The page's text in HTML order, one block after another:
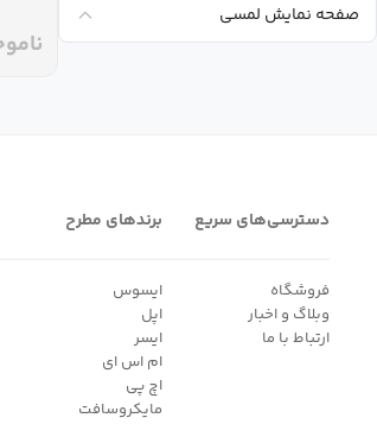
صفحه نمايش لمسی
دسترسی‌های سریع برندهای مطرح
فروشگاه
وبلاگ و اخبار
ارتباط با ما
ایسوس
اپل
ایسر
ام اس ای
اچ پی
مایکروسافت